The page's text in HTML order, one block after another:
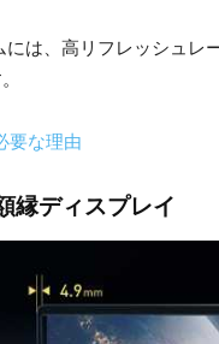
は、高リフレッシュ
要な理由
縁ディスプレイ